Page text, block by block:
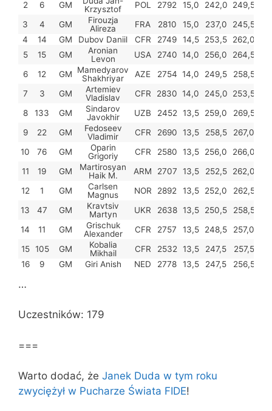
2 6 GM
Krzysztof
POL 2792 15,0 242,0 249,5
3
4 GM
Firouzja
Alireza
FRA 2810 15,0 237,0 245,5
4
14 GM Dubov Daniil CFR 2749 14,5 253,5 262,0
5
15 GM
Aronian
Levon
USA 2740 14,0 256,0 264,5
6
12 GM
Mamedyarov
Shakhriyar
AZE 2754 14,0 249,5 258,5
7
3 GM
Artemiev
Vladislav
CFR 2830 14,0 245,0 253,5
8
133 GM
Sindarov
Javokhir
UZB 2452 13,5 259,0 269,5
9
22 GM
Fedoseev
Vladimir
CFR 2690 13,5 258,5 267,0
10
76 GM
Oparin
Grigoriy
CFR 2580 13,5 256,0 266,0
11
19 GM
Martirosyan
Haik M.
ARM 2707 13,5 252,5 262,0
12
1 GM
Carlsen
Magnus
NOR 2892 13,5 252,0 262,5
13
47 GM
Kravtsiv
Martyn
UKR 2638 13,5 250,5 258,5
14
11 GM
Grischuk
Alexander
CFR 2757 13,5 248,5 257,0
15 105 GM
Kobalia
Mikhail
CFR 2532 13,5 247,5 257,5
16
9 GM Giri Anish NED 2778 13,5 247,5 256,5
…
Uczestników: 179
===
Warto dodać, że Janek Duda w tym roku
zwyciężył w Pucharze Świata FIDE!